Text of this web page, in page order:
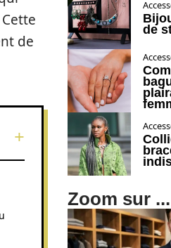
de
de
Zoom sur ...